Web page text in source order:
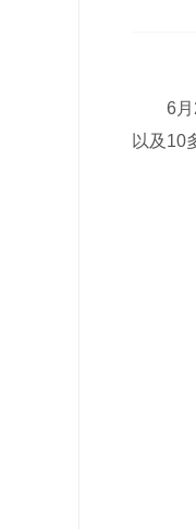
6月26
以及10